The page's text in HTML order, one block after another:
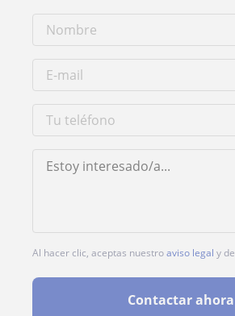
Al hacer clic, aceptas nuestroaviso legal y de
Contactar ahora